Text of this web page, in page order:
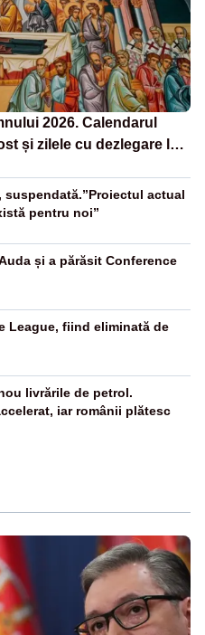
2026. Calendarul
și zilele cu dezlegare la
actual
pentru noi”
și a părăsit Conference
League, fiind eliminată de
livrările de petrol.
iar românii plătesc